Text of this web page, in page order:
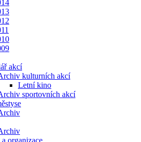
akcí
kulturních akcí
Letní kino
sportovních akcí
organizace